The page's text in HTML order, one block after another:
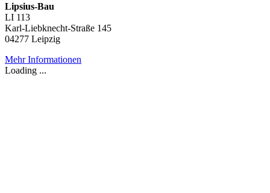
Lipsius-Bau
LI 113
Karl-Liebknecht-Straße 145
04277 Leipzig
Mehr Informationen
Loading ...